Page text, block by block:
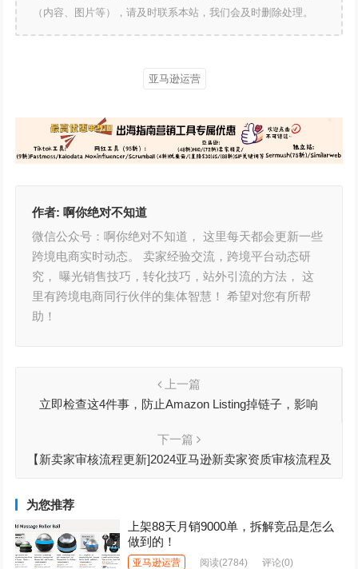
（内容、图片等），请及时联系本站，我们会及时删除处理。
亚马逊运营
作者: 啊你绝对不知道
微信公众号：啊你绝对不知道， 这里每天都会更新一些
跨境电商实时动态。 卖家经验交流，跨境平台动态研
究， 曝光销售技巧，转化技巧，站外引流的方法， 这
里有跨境电商同行伙伴的集体智慧！ 希望对您有所帮
助！
上一篇
立即检查这4件事，防止Amazon Listing掉链子，影响
下一篇
【新卖家审核流程更新]2024亚马逊新卖家资质审核流程及
为您推荐
上架88天月销9000单，拆解竞品是怎么
做到的！
亚马逊运营 阅读(2784) 评论(0)